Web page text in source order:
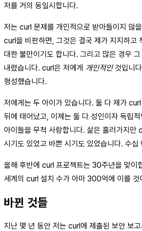
저를 거의 동일시합니다.
저는 curl 문제를 개인적으로 받아들이지 않
curl을 비판하면, 그것은 결국 제가 지지하고
대한 불만이기도 합니다. 그리고 많은 경우
내렸습니다. curl은 저에게 개인적인것입니
형성했습니다.
저에게는 두 아이가 있습니다. 둘 다 제가
뒤에 태어났고, 이제는 둘 다 성인이자 독립
아이들을 무척 사랑합니다. 삶은 흘러가지만
시기도 있었고 바쁜 시기도 있었습니다. 수십
올해 후반에 curl 프로젝트는 30주년을 맞이
세계의 curl 설치 수가 아마 300억에 이를 것
바뀐 것들
지난 몇 년 동안 저는 curl에 제출된 보안 보